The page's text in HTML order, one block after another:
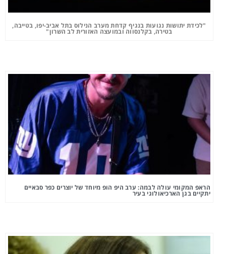
"לכידת יתושות נגועות בנגיף קדחת מערב הנילוס בתל אביב-יפו, בטייבה,
בטירה, בקלנסווה ובמועצה האזורית לב השרון"
הראפ המקומי עולה לבמה: ערב היפ הופ מיוחד של יוצרים כפר סבאיים
יתקיים בגן הארכיאולוגי בעיר